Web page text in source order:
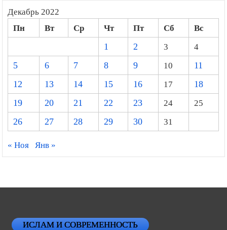
Декабрь 2022
Пн Вт Ср Чт Пт Сб
Вс
1
2 3
4
5
6 7 8 9 10
11
12
13 14 15 16 17
18
19
20 21 22 23 24
25
26
27 28 29 30 31
« Ноя Янв »
ИСЛАМ И СОВРЕМЕННОСТЬ